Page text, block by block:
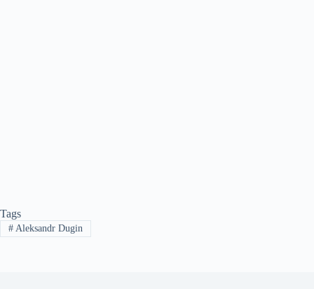
Tags
#Aleksandr Dugin